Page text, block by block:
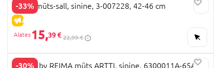
-33%
ALLAHINDLUS
TUTU müts-sall, sinine, 3-007228, 42-46 cm
15,39 € 22,99 €
-30%
TUTTA by REIMA müts ARTTI, sinine, 6300011A-65A0,